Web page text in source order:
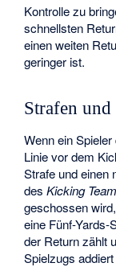
Kontrolle zu
schnellsten
einen weiten
geringer ist.
Strafen und
Wenn ein Spieler
Linie vor dem
Strafe und einen
desKicking
geschossen
eine Fünf-Yards-
der Return zählt
Spielzugs